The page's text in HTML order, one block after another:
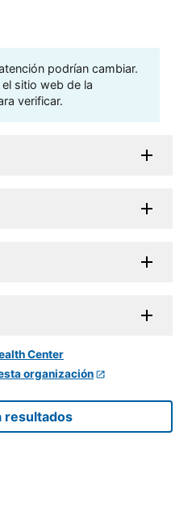
podrían cambiar.
sitio web de la
verificar.
organización
resultados